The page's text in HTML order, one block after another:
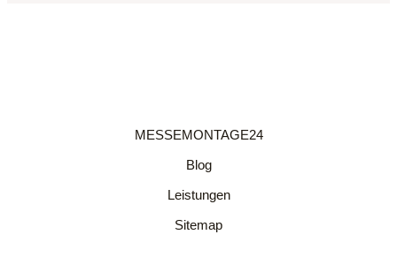
MESSEMONTAGE24
Blog
Leistungen
Sitemap